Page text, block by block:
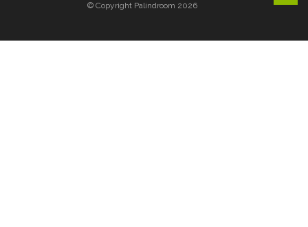
© Copyright Palindroom 2026